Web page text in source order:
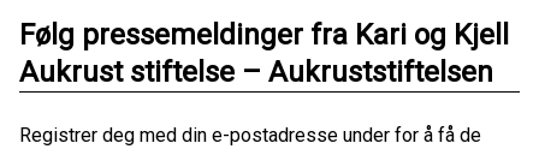
Følg pressemeldinger fra Kari og Kjell
Aukrust stiftelse – Aukruststiftelsen
Registrer deg med din e-postadresse under for å få de